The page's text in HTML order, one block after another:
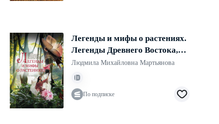
Легенды и мифы о растениях.
Легенды Древнего Востока,
языческие мифы, античные
предания, библейские истории
Людмила Михайловна Мартьянова
По подписке